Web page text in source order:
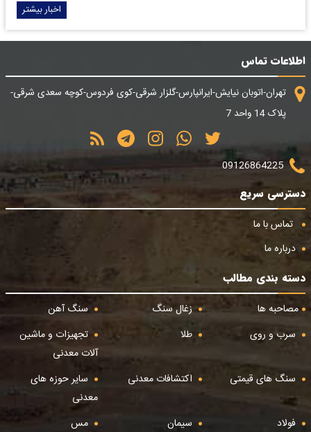
اخبار بیشتر
اطلاعات تماس
تهران-اتوبان نیایش-ایرانپارس-گلزار شرقی-کوی فردوس-کوچه سعدی شرقی-
پلاک 14 واحد 7
09126864225
دسترسی سریع
تماس با ما
درباره ما
دسته بندی مطالب
مصاحبه ها
زغال سنگ
سنگ آهن
سرب و روی
طلا
تجهیزات و ماشین
آلات معدنی
سنگ های قیمتی
اکتشافات معدنی
سایر حوزه های
معدنی
فولاد
سیمان مس